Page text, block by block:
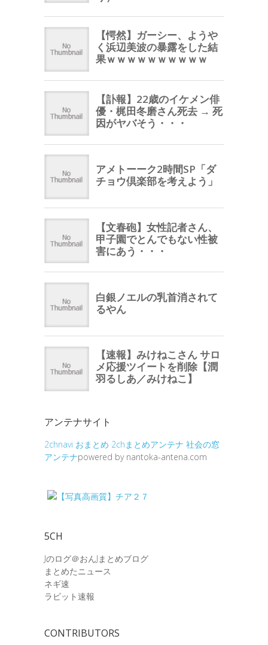
アンテナサイト
2chnavi おまとめ 2chまとめアンテナ 社会の窓
アンテナpowered by nantoka-antena.com
5CH
Jのログ＠おんJまとめブログ
まとめたニュース
ネギ速
ラビット速報
CONTRIBUTORS